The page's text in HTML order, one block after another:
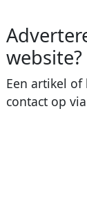
website?
Een artikel of
contact op via